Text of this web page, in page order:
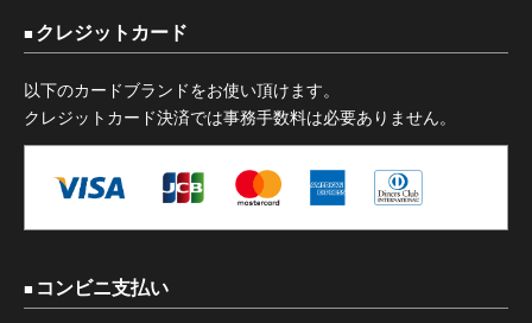
クレジットカード
以下のカードブランドをお使い頂けます。
クレジットカード決済では事務手数料は必要ありません。
コンビニ支払い